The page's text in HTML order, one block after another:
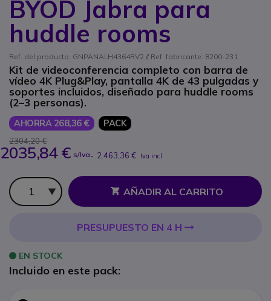
BYOD Jabra para
huddle rooms
Ref. del producto: GNPANALH4364RV2 // Ref. fabricante: 8200-231
Kit de videoconferencia completo con barra de
vídeo 4K Plug&Play, pantalla 4K de 43 pulgadas y
soportes incluidos, diseñado para huddle rooms
(2–3 personas).
AHORRA 268,36 € PACK
2304,20 €
2035,84 € s/Iva- 2.463,36 € Iva incl.
Cantidad
AÑADIR AL CARRITO
PRESUPUESTO EN 4 H
EN STOCK
Incluido en este pack: